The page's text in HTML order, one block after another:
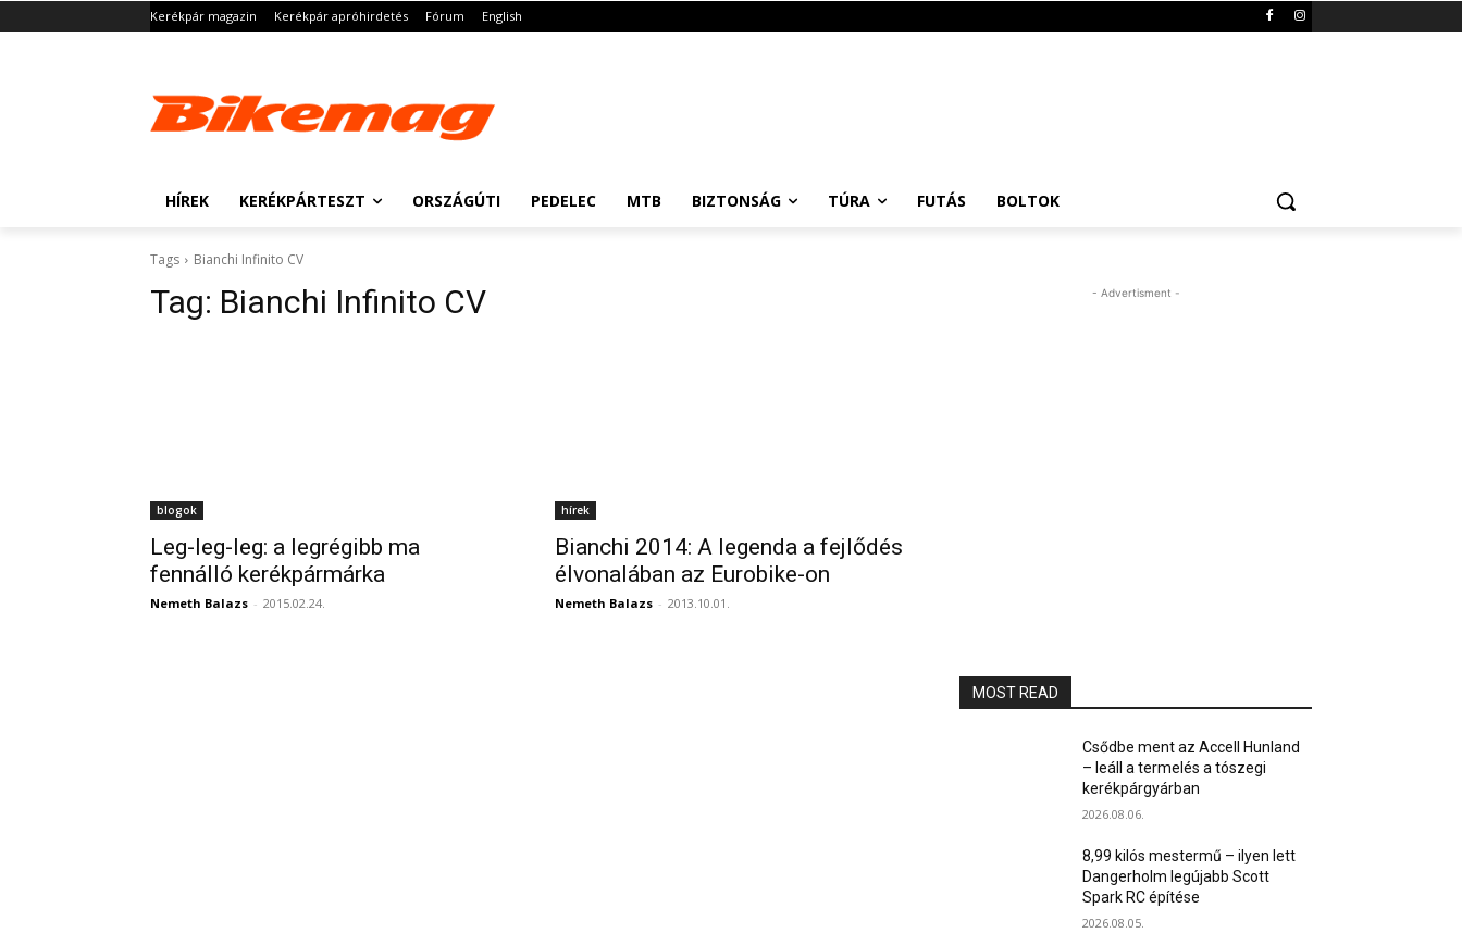
Kerékpár magazin Kerékpár apróhirdetés Fórum English
HÍREK KERÉKPÁRTESZT ORSZÁGÚTI PEDELEC MTB BIZTONSÁG TÚRA FUTÁS BOLTOK
Tags Bianchi Infinito CV
Tag: Bianchi Infinito CV
blogok
Leg-leg-leg: a legrégibb ma
fennálló kerékpármárka
Nemeth Balazs - 2015.02.24.
hírek
Bianchi 2014: A legenda a fejlődés
élvonalában az Eurobike-on
Nemeth Balazs - 2013.10.01.
- Advertisment -
MOST READ
Csődbe ment az Accell Hunland
– leáll a termelés a tószegi
kerékpárgyárban
2026.08.06.
8,99 kilós mestermű – ilyen lett
Dangerholm legújabb Scott
Spark RC építése
2026.08.05.